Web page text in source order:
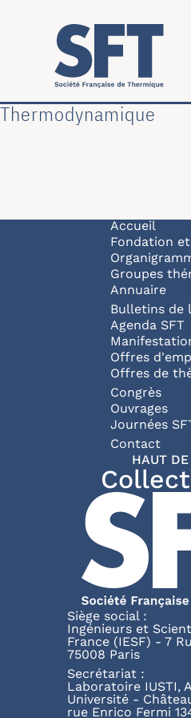
Aller au contenu principal
Thermodynamique
Accueil
Fondation
Groupes
Annuaire
Bulletins de
Agenda SFT
Offres
Offres de
Congrès
Ouvrages
Journées
Pied de
Contact
HAUT DE
Siège social :
Ingénieurs et
France (IESF) - 7
75008 Paris
Secrétariat :
Laboratoire IUSTI,
Université -
rue Enrico Fermi